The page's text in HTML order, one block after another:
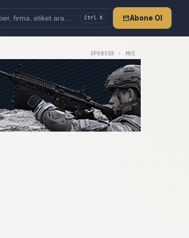
Ctrl K Abone Ol
SPONSOR · MKE